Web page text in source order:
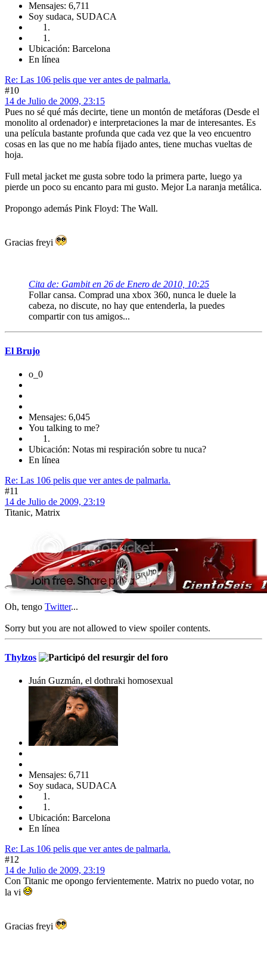
Mensajes: 6,711
Soy sudaca, SUDACA
Ubicación: Barcelona
En línea
Re: Las 106 pelis que ver antes de palmarla.
#10
14 de Julio de 2009, 23:15
Pues no sé qué más decirte, tiene un montón de metáforas (Desde el
monolito al ordenador) e interpretaciones la mar de interesantes. Es
una película bastante profunda que cada vez que la veo encuentro
cosas en las que no me había fijado antes, tiene muchas vueltas de
hoja.
Full metal jacket me gusta sobre todo la primera parte, luego ya
pierde un poco su encanto para mi gusto. Mejor La naranja metálica.
Propongo además Pink Floyd: The Wall.
Gracias freyi
Cita de: Gambit en 26 de Enero de 2010, 10:25
Follar cansa. Comprad una xbox 360, nunca le duele la
cabeza, no discute, no hay que entenderla, la puedes
compartir con tus amigos...
El Brujo
o_0
Mensajes: 6,045
You talking to me?
Ubicación: Notas mi respiración sobre tu nuca?
En línea
Re: Las 106 pelis que ver antes de palmarla.
#11
14 de Julio de 2009, 23:19
Titanic, Matrix
Oh, tengo Twitter...
Sorry but you are not allowed to view spoiler contents.
Thylzos
Juán Guzmán, el dothraki homosexual
Mensajes: 6,711
Soy sudaca, SUDACA
Ubicación: Barcelona
En línea
Re: Las 106 pelis que ver antes de palmarla.
#12
14 de Julio de 2009, 23:19
Con Titanic me opongo fervientemente. Matrix no puedo votar, no
la vi
Gracias freyi